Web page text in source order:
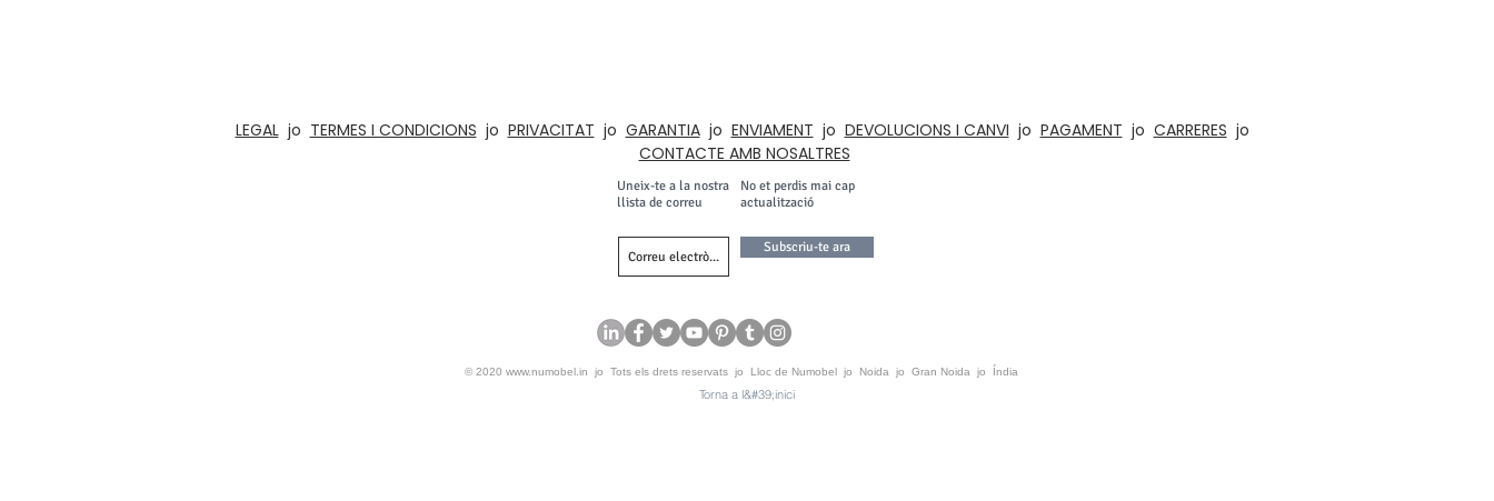
LEGALjo TERMES I CONDICIONS jo PRIVACITAT jo GARANTIAjo ENVIAMENT jo DEVOLUCIONS I CANVI jo PAGAMENT jo CARRERES jo
CONTACTE AMB NOSALTRES
Uneix-te a la nostra
llista de correu
No et perdis mai cap
actualització
Subscriu-te ara
© 2020 www.numobel.in jo Tots els drets reservats jo Lloc de Numobel jo Noida jo Gran Noida jo Índia
Torna a l&#39;inici